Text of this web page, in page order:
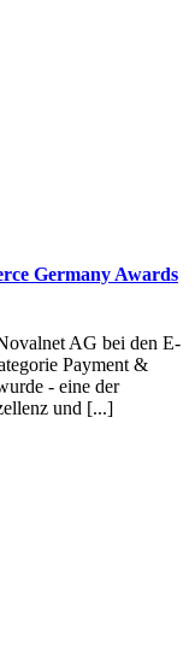
Germany Awards
AG bei den E-
Payment &
- eine der
und [...]